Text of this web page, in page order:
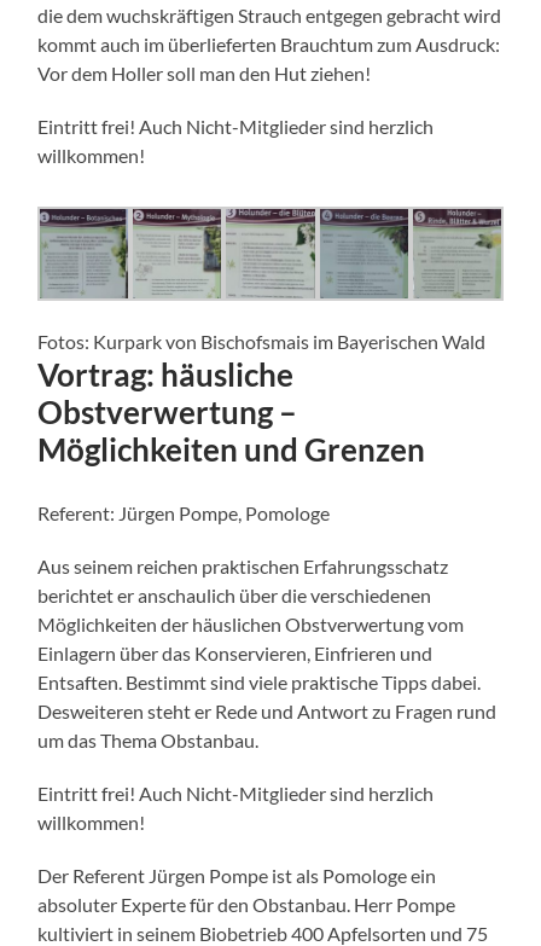
die dem wuchskräftigen Strauch entgegen gebracht wird
kommt auch im überlieferten Brauchtum zum Ausdruck:
Vor dem Holler soll man den Hut ziehen!
Eintritt frei! Auch Nicht-Mitglieder sind herzlich
willkommen!
Fotos: Kurpark von Bischofsmais im Bayerischen Wald
Vortrag: häusliche
Obstverwertung –
Möglichkeiten und Grenzen
Referent: Jürgen Pompe, Pomologe
Aus seinem reichen praktischen Erfahrungsschatz
berichtet er anschaulich über die verschiedenen
Möglichkeiten der häuslichen Obstverwertung vom
Einlagern über das Konservieren, Einfrieren und
Entsaften. Bestimmt sind viele praktische Tipps dabei.
Desweiteren steht er Rede und Antwort zu Fragen rund
um das Thema Obstanbau.
Eintritt frei! Auch Nicht-Mitglieder sind herzlich
willkommen!
Der Referent Jürgen Pompe ist als Pomologe ein
absoluter Experte für den Obstanbau. Herr Pompe
kultiviert in seinem Biobetrieb 400 Apfelsorten und 75